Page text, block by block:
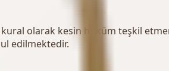
olarak kesin hüküm teşkil
edilmektedir.